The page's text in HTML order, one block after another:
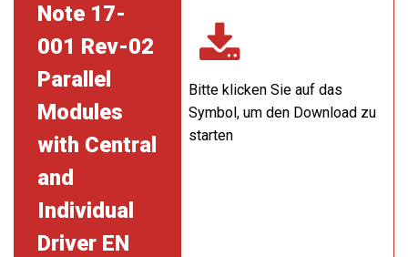
Note 17-
001 Rev-02
Parallel
Modules
with Central
and
Individual
Driver EN
Bitte klicken Sie auf das
Symbol, um den Download zu
starten